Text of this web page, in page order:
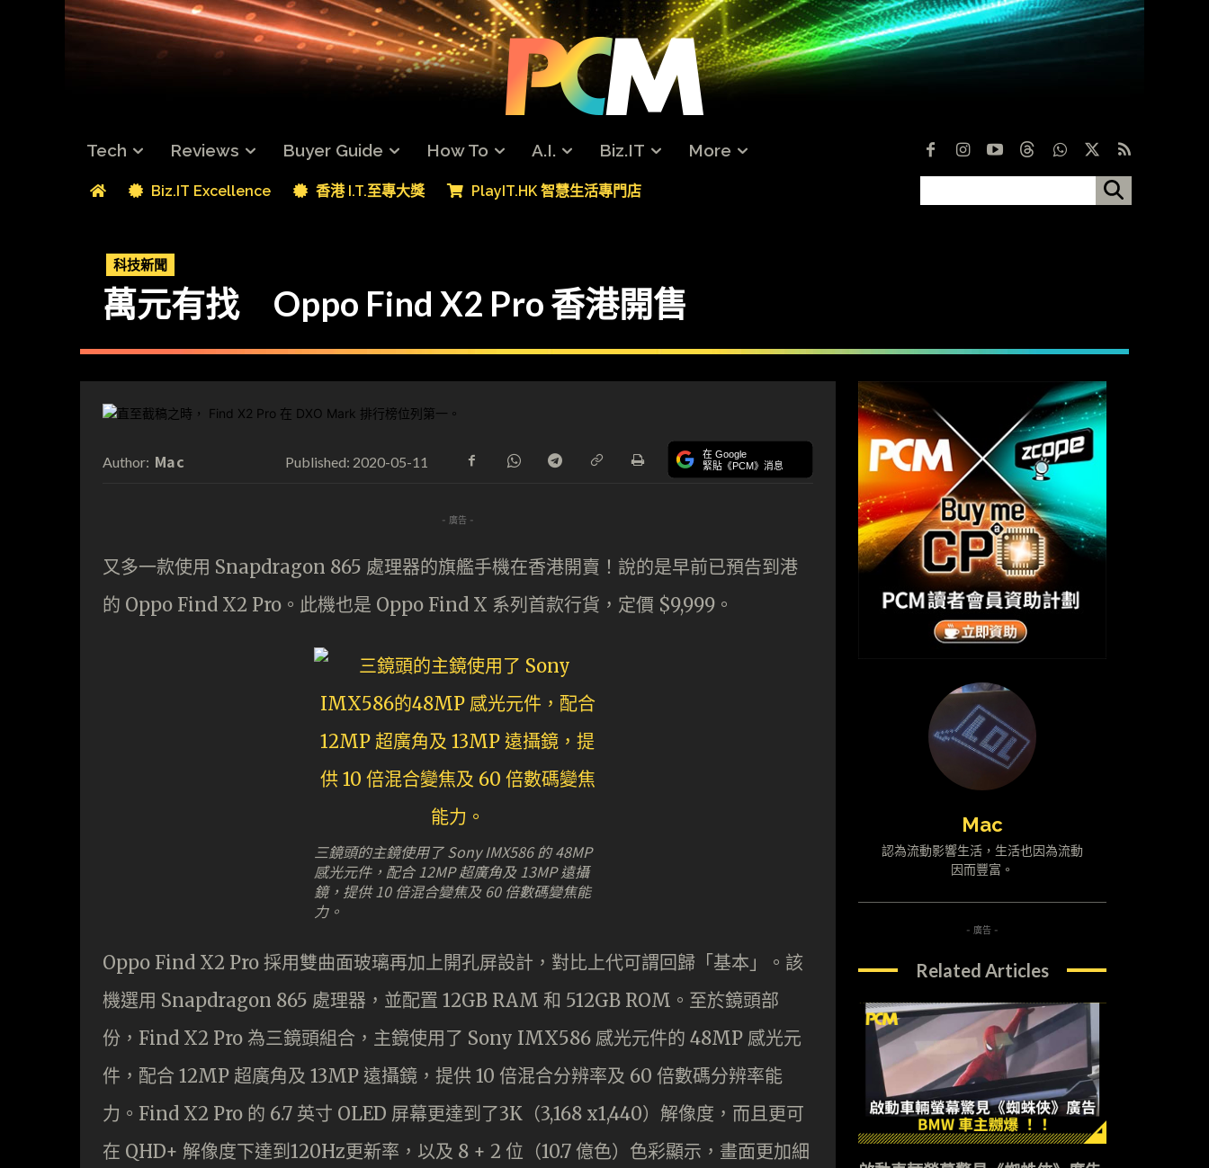
Tech Reviews Buyer Guide How To A.I. Biz.IT More
Biz.IT Excellence 香港 I.T.至專大獎 PlayIT.HK 智慧生活專門店
科技新聞
萬元有找 Oppo Find X2 Pro 香港開售
Author: Mac Published: 2020-05-11 在 Google
緊貼《PCM》消息
- 廣告 -
又多一款使用 Snapdragon 865 處理器的旗艦手機在香港開賣！說的是早前已預告到港
的 Oppo Find X2 Pro。此機也是 Oppo Find X 系列首款行貨，定價 $9,999。
三鏡頭的主鏡使用了 Sony IMX586 的 48MP
感光元件，配合 12MP 超廣角及 13MP 遠攝
鏡，提供 10 倍混合變焦及 60 倍數碼變焦能
力。
Oppo Find X2 Pro 採用雙曲面玻璃再加上開孔屏設計，對比上代可謂回歸「基本」。該
機選用 Snapdragon 865 處理器，並配置 12GB RAM 和 512GB ROM。至於鏡頭部
份，Find X2 Pro 為三鏡頭組合，主鏡使用了 Sony IMX586 感光元件的 48MP 感光元
件，配合 12MP 超廣角及 13MP 遠攝鏡，提供 10 倍混合分辨率及 60 倍數碼分辨率能
力。Find X2 Pro 的 6.7 英寸 OLED 屏幕更達到了3K（3,168 x1,440）解像度，而且更可
在 QHD+ 解像度下達到120Hz更新率，以及 8 + 2 位（10.7 億色）色彩顯示，畫面更加細
Mac
認為流動影響生活，生活也因為流動
因而豐富。
- 廣告 -
Related Articles